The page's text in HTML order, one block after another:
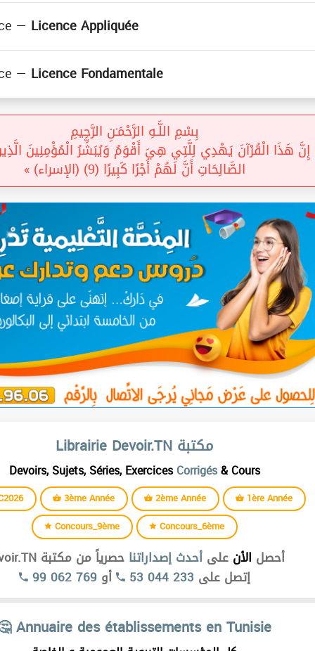
— Licence Appliquée
Appliquée )
— Licence Fondamentale
Fondamentale )
Fondamentale )
بِسْمِ اللَّـهِ الرَّحْمَـٰنِ الرَّحِيمِ
إِنَّ هَذَا الْقُرْآنَ يَهْدِي لِلَّتِي هِيَ أَقْوَمُ وَيُبَشِّرُ الْمُؤْمِنِينَ
الصَّالِحَاتِ أَنَّ لَهُمْ أَجْرًا كَبِيرًا (9) (الإسراء) »
Librairie Devoir.TN مكتبة
Devoirs, Sujets, Séries, ExercicesCorrigés& Cours
3ème Année 2ème Année
1ère Année
Concours_9ème
Concours_6ème
أحصل الأن على أحدث إصداراتنا حصرياً من مكتبة Devoir.TN
إتصل على 53 044 233 أو99 062 769
Annuaire des établissements en Tunisie